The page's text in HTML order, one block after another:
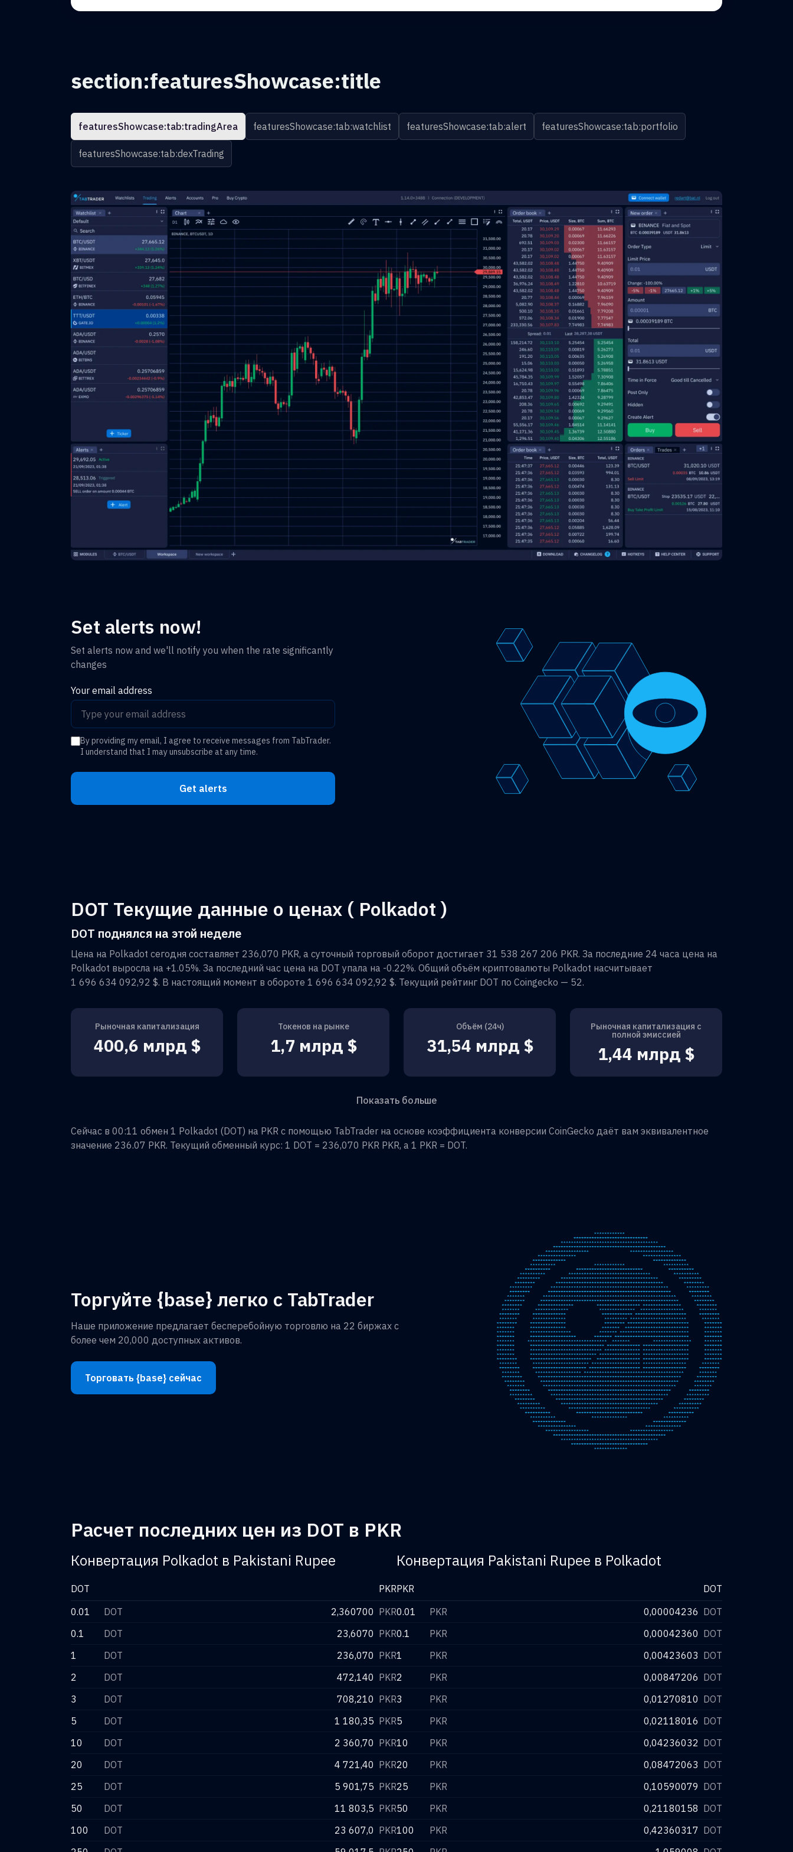
section:featuresShowcase:title
featuresShowcase:tab:tradingArea featuresShowcase:tab:watchlist featuresShowcase:tab:alert featuresShowcase:tab:portfolio
featuresShowcase:tab:dexTrading
Set alerts now!
Set alerts now and we'll notify you when the rate significantly
changes
Your email address
By providing my email, I agree to receive messages from TabTrader.
I understand that I may unsubscribe at any time.
Get alerts
DOT Текущие данные о ценах ( Polkadot )
DOT поднялся на этой неделе
Цена на Polkadot сегодня составляет 236,070 PKR, а суточный торговый оборот достигает 31 538 267 206 PKR. За последние 24 часа цена на
Polkadot выросла на +1.05%. За последний час цена на DOT упала на -0.22%. Общий объём криптовалюты Polkadot насчитывает
1 696 634 092,92 $. В настоящий момент в обороте 1 696 634 092,92 $. Текущий рейтинг DOT по Coingecko — 52.
Рыночная капитализация
400,6 млрд $
Токенов на рынке
1,7 млрд $
Объём (24ч)
31,54 млрд $
Рыночная капитализация с
полной эмиссией
1,44 млрд $
Показать больше
Сейчас в 00:11 обмен 1 Polkadot (DOT) на PKR с помощью TabTrader на основе коэффициента конверсии CoinGecko даёт вам эквивалентное
значение 236.07 PKR. Текущий обменный курс: 1 DOT = 236,070 PKR PKR, а 1 PKR = DOT.
Торгуйте {base} легко с TabTrader
Наше приложение предлагает бесперебойную торговлю на 22 биржах с
более чем 20,000 доступных активов.
Торговать {base} сейчас
Расчет последних цен из DOT в PKR
Конвертация Polkadot в Pakistani Rupee
DOT
PKR
0.01
DOT 2,360700 PKR
0.1
DOT 23,6070 PKR
1
DOT 236,070 PKR
2
DOT 472,140 PKR
3
DOT 708,210 PKR
5
DOT 1 180,35 PKR
10
DOT 2 360,70 PKR
20
DOT 4 721,40 PKR
25
DOT 5 901,75 PKR
50
DOT 11 803,5 PKR
100
DOT 23 607,0 PKR
Конвертация Pakistani Rupee в Polkadot
PKR
DOT
0.01
PKR 0,00004236 DOT
0.1
PKR 0,00042360 DOT
1
PKR 0,00423603 DOT
2
PKR 0,00847206 DOT
3
PKR 0,01270810 DOT
5
PKR 0,02118016 DOT
10
PKR 0,04236032 DOT
20
PKR 0,08472063 DOT
25
PKR 0,10590079 DOT
50
PKR 0,21180158 DOT
100
PKR 0,42360317 DOT